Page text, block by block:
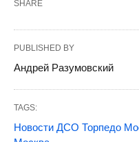
SHARE
PUBLISHED BY
Андрей Разумовский
TAGS:
Новости ДСО Торпедо